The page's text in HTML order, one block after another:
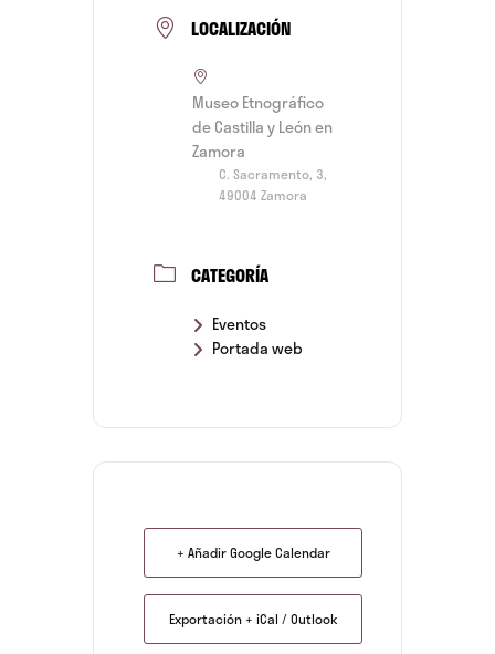
LOCALIZACIÓN
Museo Etnográfico
de Castilla y León en
Zamora
C. Sacramento, 3,
49004 Zamora
CATEGORÍA
Eventos
Portada web
+ Añadir Google Calendar
Exportación + iCal / Outlook